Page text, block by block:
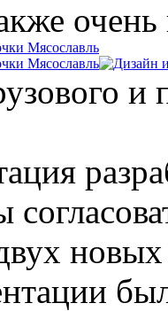
очень
и